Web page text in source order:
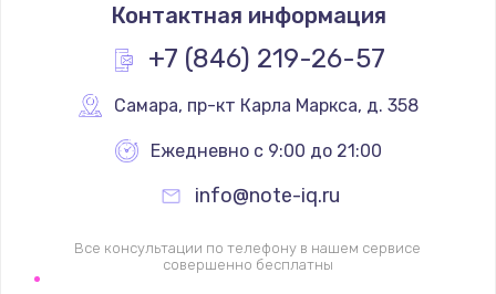
Контактная информация
+7 (846) 219-26-57
Самара, пр-кт Карла Маркса, д. 358
Ежедневно с 9:00 до 21:00
info@note-iq.ru
Все консультации по телефону в нашем сервисе
совершенно бесплатны